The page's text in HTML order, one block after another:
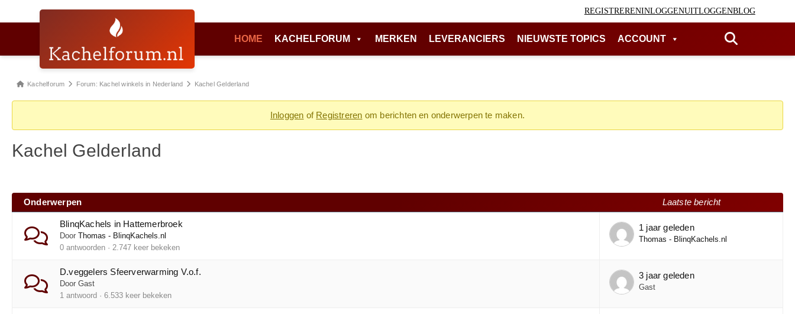
REGISTRERENINLOGGENUITLOGGENBLOG
HOME KACHELFORUM MERKEN LEVERANCIERS NIEUWSTE TOPICS ACCOUNT
Kachelforum Forum: Kachel winkels in Nederland Kachel Gelderland
Inloggen of Registreren om berichten en onderwerpen te maken.
Kachel Gelderland
Onderwerpen Laatste bericht
BlinqKachels in Hattemerbroek
Door
Thomas - BlinqKachels.nl
0 antwoorden · 2.747 keer bekeken
1 jaar geleden
Thomas - BlinqKachels.nl
D.veggelers Sfeerverwarming V.o.f.
Door Gast
1 antwoord · 6.533 keer bekeken
3 jaar geleden
Gast